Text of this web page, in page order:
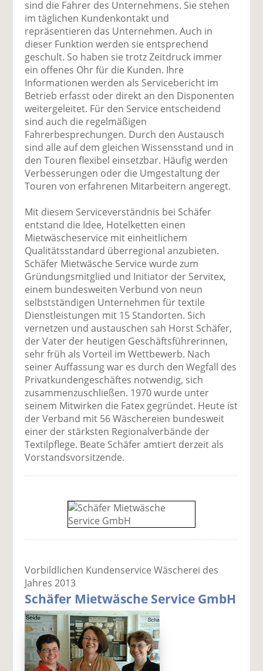
sind die Fahrer des Unternehmens. Sie stehen
im täglichen Kundenkontakt und
repräsentieren das Unternehmen. Auch in
dieser Funktion werden sie entsprechend
geschult. So haben sie trotz Zeitdruck immer
ein offenes Ohr für die Kunden. Ihre
Informationen werden als Servicebericht im
Betrieb erfasst oder direkt an den Disponenten
weitergeleitet. Für den Service entscheidend
sind auch die regelmäßigen
Fahrerbesprechungen. Durch den Austausch
sind alle auf dem gleichen Wissensstand und in
den Touren flexibel einsetzbar. Häufig werden
Verbesserungen oder die Umgestaltung der
Touren von erfahrenen Mitarbeitern angeregt.
Mit diesem Serviceverständnis bei Schäfer
entstand die Idee, Hotelketten einen
Mietwäscheservice mit einheitlichem
Qualitätsstandard überregional anzubieten.
Schäfer Mietwäsche Service wurde zum
Gründungsmitglied und Initiator der Servitex,
einem bundesweiten Verbund von neun
selbstständigen Unternehmen für textile
Dienstleistungen mit 15 Standorten. Sich
vernetzen und austauschen sah Horst Schäfer,
der Vater der heutigen Geschäftsführerinnen,
sehr früh als Vorteil im Wettbewerb. Nach
seiner Auffassung war es durch den Wegfall des
Privatkundengeschäftes notwendig, sich
zusammenzuschließen. 1970 wurde unter
seinem Mitwirken die Fatex gegründet. Heute ist
der Verband mit 56 Wäschereien bundesweit
einer der stärksten Regionalverbände der
Textilpflege. Beate Schäfer amtiert derzeit als
Vorstandsvorsitzende.
Vorbildlichen Kundenservice Wäscherei des
Jahres 2013
Schäfer Mietwäsche Service GmbH